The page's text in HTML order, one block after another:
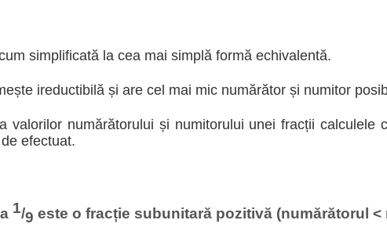
simplificată la cea mai simplă formă echivalentă.
ireductibilă și are cel mai mic numărător și numitor
valorilor numărătorului și numitorului unei fracții calculele
efectuat.
1/9 este o fracție subunitară pozitivă (numărătorul <